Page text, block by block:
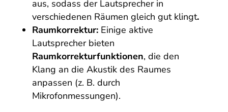
aus, sodass der Lautsprecher in
verschiedenen Räumen gleich gut klingt.
Raumkorrektur:Einige aktive
Lautsprecher bieten
Raumkorrekturfunktionen, die den
Klang an die Akustik des Raumes
anpassen (z. B. durch
Mikrofonmessungen).